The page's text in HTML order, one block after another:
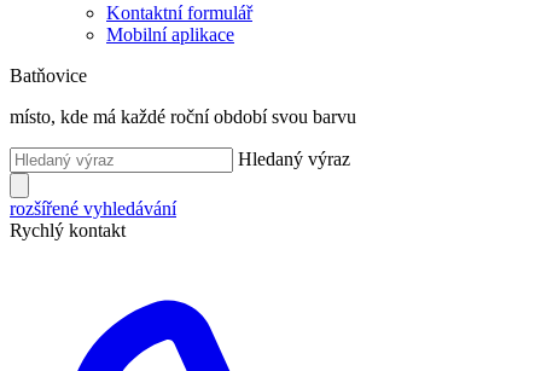
Kontaktní formulář
Mobilní aplikace
Batňovice
místo, kde má každé roční období svou barvu
Hledaný výraz
rozšířené vyhledávání
Rychlý kontakt